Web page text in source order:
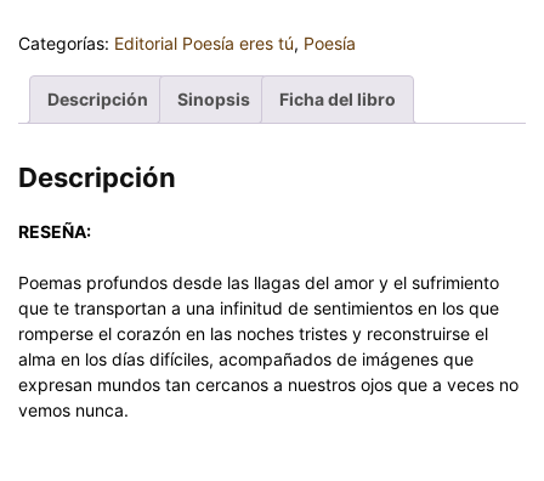
Categorías: Editorial Poesía eres tú, Poesía
Descripción Sinopsis Ficha del libro
Descripción
RESEÑA:
Poemas profundos desde las llagas del amor y el sufrimiento
que te transportan a una infinitud de sentimientos en los que
romperse el corazón en las noches tristes y reconstruirse el
alma en los días difíciles, acompañados de imágenes que
expresan mundos tan cercanos a nuestros ojos que a veces no
vemos nunca.